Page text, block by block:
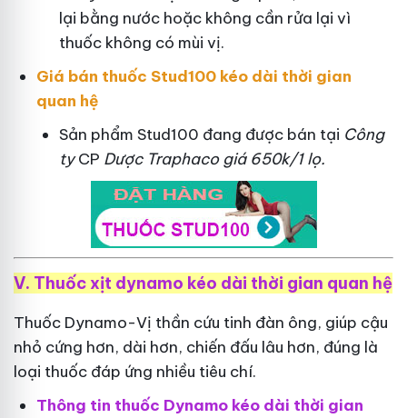
lại bằng nước hoặc không cần rửa lại vì
thuốc không có mùi vị.
Giá bán thuốc Stud100 kéo dài thời gian
quan hệ
Sản phẩm Stud100 đang được bán tại Công
tyCP Dược Traphacogiá 650k/1 lọ.
V. Thuốc xịt dynamo kéo dài thời gian quan hệ
Thuốc Dynamo-Vị thần cứu tinh đàn ông, giúp cậu
nhỏ cứng hơn, dài hơn, chiến đấu lâu hơn, đúng là
loại thuốc đáp ứng nhiều tiêu chí.
Thông tin thuốc Dynamo kéo dài thời gian